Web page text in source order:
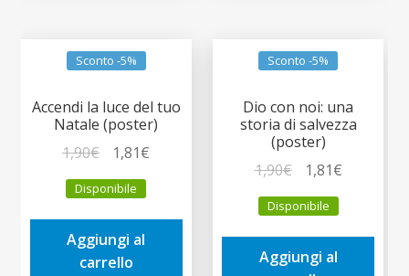
Sconto -5%
Accendi la luce del tuo
Natale (poster)
1,90€
prezzo
originale
era:
1,90€.
1,81€
è:
Disponibile
Aggiungi al
carrello
Sconto -5%
Dio con noi: una
storia di salvezza
(poster)
1,90€
prezzo
originale
era:
1,90€.
1,81€Il
è:
Disponibile
Aggiungi al